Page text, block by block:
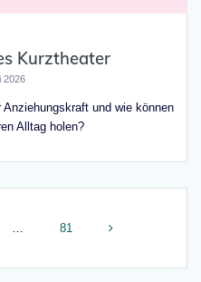
Kurztheater
2026
und wie können
Alltag holen?
Seite
81